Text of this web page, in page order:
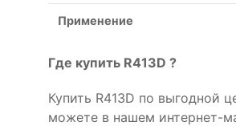
Применение
Где купить R413D ?
Купить R413D по выгодной
можете в нашем интернет-